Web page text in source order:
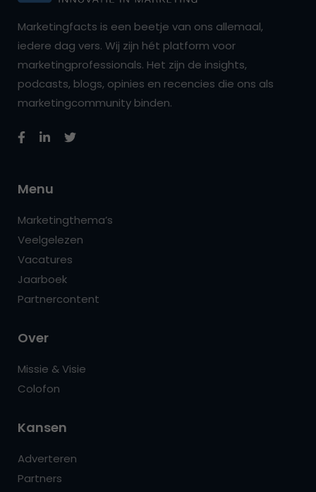
Marketingfacts is een beetje van ons allemaal,
iedere dag vers. Wij zijn hét platform voor
marketingprofessionals. Het zijn de insights,
podcasts, blogs, opinies en recencies die ons als
marketingcommunity binden.
Menu
Marketingthema’s
Veelgelezen
Vacatures
Jaarboek
Partnercontent
Over
Missie & Visie
Colofon
Kansen
Adverteren
Partners